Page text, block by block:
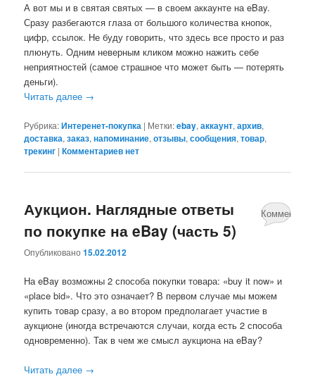
А вот мы и в святая святых — в своем аккаунте на eBay.
Сразу разбегаются глаза от большого количества кнопок,
цифр, ссылок. Не буду говорить, что здесь все просто и раз
плюнуть. Одним неверным кликом можно нажить себе
неприятностей (самое страшное что может быть — потерять
деньги).
Читать далее →
Рубрика:Интеренет-покупка | Метки:ebay,аккаунт,архив,
доставка,заказ,напоминание,отзывы,сообщения,товар,
трекинг |Комментариев нет
Аукцион. Наглядные ответы
по покупке на eBay (часть 5)
Опубликовано15.02.2012
На eBay возможны 2 способа покупки товара: «buy it now» и
«place bid». Что это означает? В первом случае мы можем
купить товар сразу, а во втором предполагает участие в
аукционе (иногда встречаются случаи, когда есть 2 способа
одновременно). Так в чем же смысл аукциона на eBay?
Читать далее →